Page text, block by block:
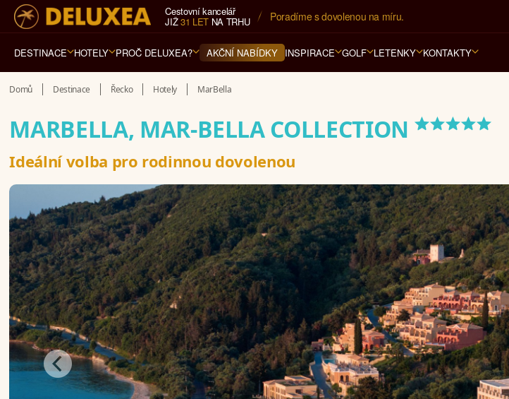
Cestovní kancelář
JIŽ31 LETNA TRHU 5* cestovní kancelář na luxusní dovolenou od 100.000 Kč.
DESTINACE HOTELY PROČ DELUXEA? AKČNÍ NABÍDKY INSPIRACE GOLF LETENKY KONTAKTY
Domů Destinace Řecko Hotely MarBella
MARBELLA, MAR-BELLA COLLECTION *****
Ideální volba pro rodinnou dovolenou